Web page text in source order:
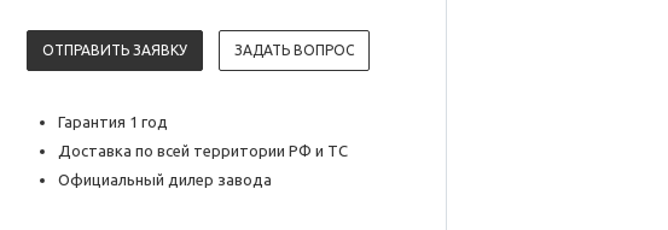
ОТПРАВИТЬ ЗАЯВКУ ЗАДАТЬ ВОПРОС
Гарантия 1 год
Доставка по всей территории РФ и ТС
Официальный дилер завода